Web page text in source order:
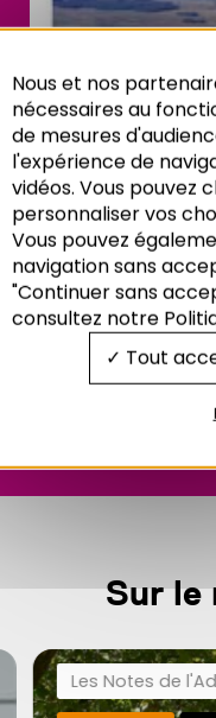
Recherche
Sur le
Les Notes de
Nous et nos
nécessaires au
de mesures
l'expérience de
vidéos. Vous pouvez
personnaliser vos
Vous pouvez
navigation sans
"Continuer sans
consultez notre
Tout